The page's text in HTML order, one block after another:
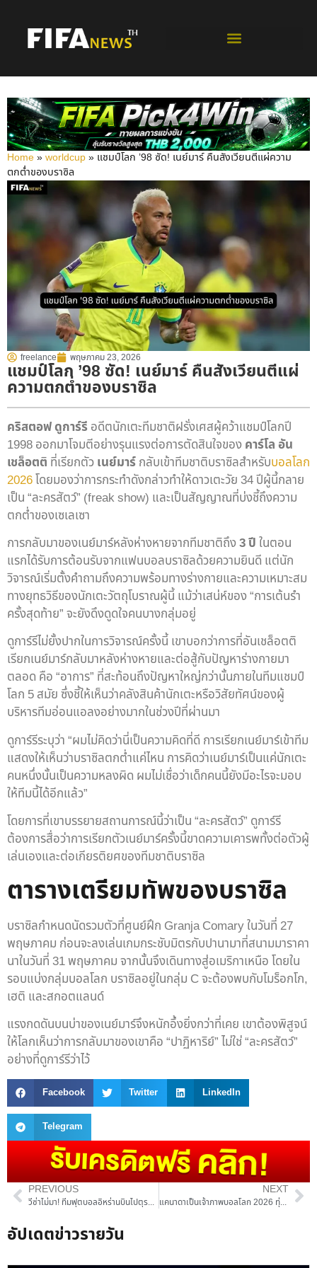
Home»worldcup» แชมป์โลก ’98 ซัด! เนย์มาร์ คืนสังเวียนตีแผ่ความ
ตกต่ำของบราซิล
freelance พฤษภาคม 23, 2026
แชมป์โลก ’98 ซัด! เนย์มาร์ คืนสังเวียนตีแผ่
ความตกต่ำของบราซิล
คริสตอฟ ดูการ์รี อดีตนักเตะทีมชาติฝรั่งเศสผู้คว้าแชมป์โลกปี
1998 ออกมาโจมตีอย่างรุนแรงต่อการตัดสินใจของคาร์โล อัน
เชล็อตต ิ ที่เรียกตัวเนย์มาร์กลับเข้าทีมชาติบราซิลสำหรับบอลโลก
2026โดยมองว่าการกระทำดังกล่าวทำให้ดาวเตะวัย 34 ปีผู้นี้กลาย
เป็น “ละครสัตว์” (freak show) และเป็นสัญญาณที่บ่งชี้ถึงความ
ตกต่ำของเซเลเซา
การกลับมาของเนย์มาร์หลังห่างหายจากทีมชาติถึง3 ปีในตอน
แรกได้รับการต้อนรับจากแฟนบอลบราซิลด้วยความยินดี แต่นัก
วิจารณ์เริ่มตั้งคำถามถึงความพร้อมทางร่างกายและความเหมาะสม
ทางยุทธวิธีของนักเตะวัตถุโบราณผู้นี้ แม้ว่าเสน่ห์ของ “การเต้นรำ
ครั้งสุดท้าย” จะยังดึงดูดใจคนบางกลุ่มอยู่
ดูการ์รีไม่ยั้งปากในการวิจารณ์ครั้งนี้ เขาบอกว่าการที่อันเชล็อตติ
เรียกเนย์มาร์กลับมาหลังห่างหายและต่อสู้กับปัญหาร่างกายมา
ตลอด คือ “อาการ” ที่สะท้อนถึงปัญหาใหญ่กว่านั้นภายในทีมแชมป์
โลก 5 สมัย ซึ่งชี้ให้เห็นว่าคลังสินค้านักเตะหรือวิสัยทัศน์ของผู้
บริหารทีมอ่อนแอลงอย่างมากในช่วงปีที่ผ่านมา
ดูการ์รีระบุว่า “ผมไม่คิดว่านี่เป็นความคิดที่ดี การเรียกเนย์มาร์เข้าทีม
แสดงให้เห็นว่าบราซิลตกต่ำแค่ไหน การคิดว่าเนย์มาร์เป็นแค่นักเตะ
คนหนึ่งนั้นเป็นความหลงผิด ผมไม่เชื่อว่าเด็กคนนี้ยังมีอะไรจะมอบ
ให้ทีมนี้ได้อีกแล้ว”
โดยการที่เขาบรรยายสถานการณ์นี้ว่าเป็น “ละครสัตว์” ดูการ์รี
ต้องการสื่อว่าการเรียกตัวเนย์มาร์ครั้งนี้ขาดความเคารพทั้งต่อตัวผู้
เล่นเองและต่อเกียรติยศของทีมชาติบราซิล
ตารางเตรียมทัพของบราซิล
บราซิลกำหนดนัดรวมตัวที่ศูนย์ฝึก Granja Comary ในวันที่ 27
พฤษภาคม ก่อนจะลงเล่นเกมกระชับมิตรกับปานามาที่สนามมาราคา
นาในวันที่ 31 พฤษภาคม จากนั้นจึงเดินทางสู่อเมริกาเหนือ โดยใน
รอบแบ่งกลุ่มบอลโลก บราซิลอยู่ในกลุ่ม C จะต้องพบกับโมร็อกโก,
เฮติ และสกอตแลนด์
แรงกดดันบนบ่าของเนย์มาร์จึงหนักอึ้งยิ่งกว่าที่เคย เขาต้องพิสูจน์
ให้โลกเห็นว่าการกลับมาของเขาคือ “ปาฏิหาริย์” ไม่ใช่ “ละครสัตว์”
อย่างที่ดูการ์รีว่าไว้
Facebook Twitter LinkedIn
Telegram
PREVIOUS
วีซ่าไม่มา! ทีมฟุตบอลอิหร่านบินไปตุรกีแล้ว แต่ยังรอใบอนุญาตเข้าสหรัฐฯ ลุ้นร่วมบอลโลก 2026
NEXT
แคนาดาเป็นเจ้าภาพบอลโลก 2026 ทุ่มเงินภาษีประชาชนกว่า 1 พันล้าน
อัปเดตข่าวรายวัน